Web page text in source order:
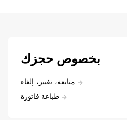
بخصوص حجزك
متابعة، تغيير، إلغاء
طباعة فاتورة